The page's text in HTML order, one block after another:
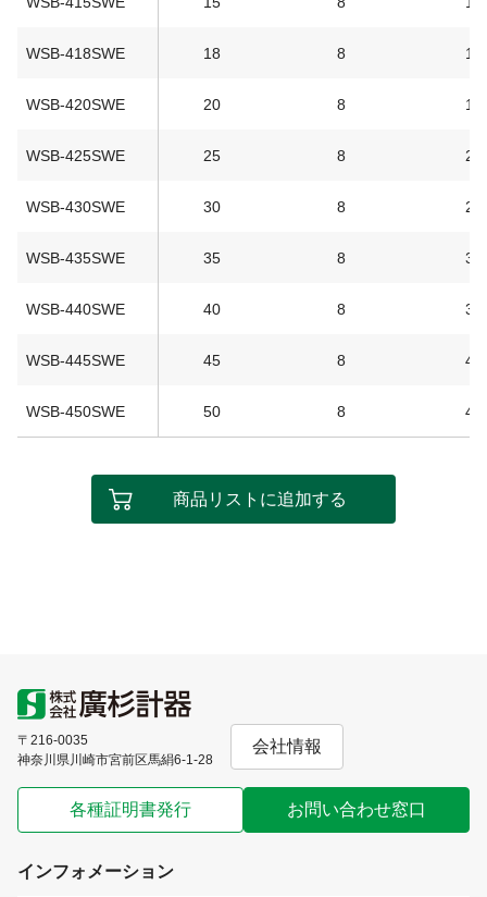
WSB-418SWE 18 8 17
WSB-420SWE 20 8 19
WSB-425SWE 25 8 24
WSB-430SWE 30 8 29
WSB-435SWE 35 8 34
WSB-440SWE 40 8 39
WSB-445SWE 45 8 44
WSB-450SWE 50 8 49
商品リストに追加する
〒216-0035
神奈川県川崎市宮前区馬絹6-1-28
会社情報
各種証明書発行 お問い合わせ窓口
インフォメーション